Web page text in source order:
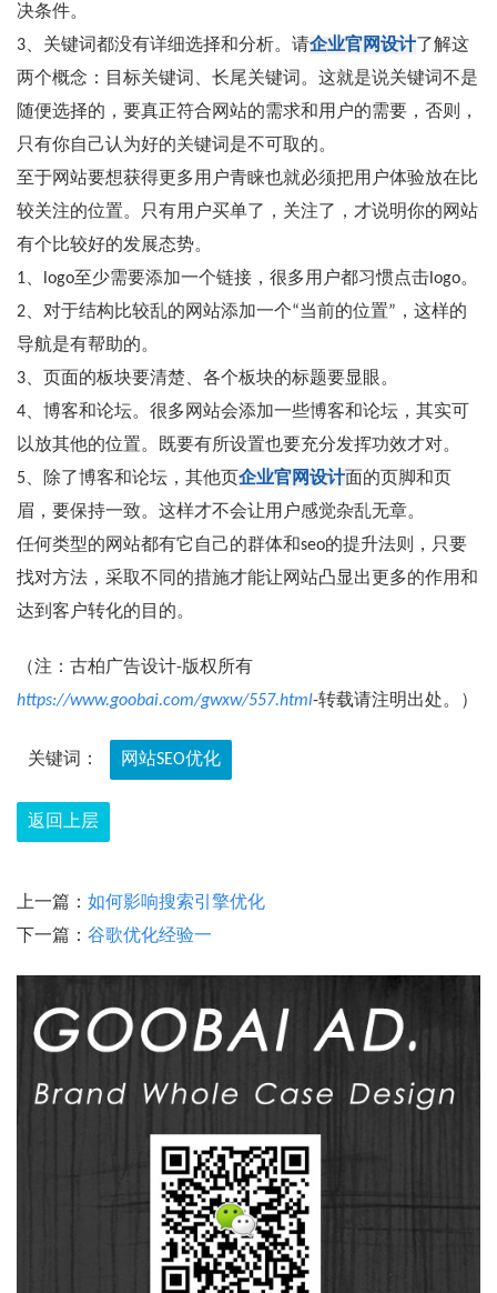
决条件。
3、关键词都没有详细选择和分析。请企业官网设计了解这
两个概念：目标关键词、长尾关键词。这就是说关键词不是
随便选择的，要真正符合网站的需求和用户的需要，否则，
只有你自己认为好的关键词是不可取的。
至于网站要想获得更多用户青睐也就必须把用户体验放在比
较关注的位置。只有用户买单了，关注了，才说明你的网站
有个比较好的发展态势。
1、logo至少需要添加一个链接，很多用户都习惯点击logo。
2、对于结构比较乱的网站添加一个“当前的位置”，这样的
导航是有帮助的。
3、页面的板块要清楚、各个板块的标题要显眼。
4、博客和论坛。很多网站会添加一些博客和论坛，其实可
以放其他的位置。既要有所设置也要充分发挥功效才对。
5、除了博客和论坛，其他页企业官网设计面的页脚和页
眉，要保持一致。这样才不会让用户感觉杂乱无章。
任何类型的网站都有它自己的群体和seo的提升法则，只要
找对方法，采取不同的措施才能让网站凸显出更多的作用和
达到客户转化的目的。
（注：古柏广告设计-版权所有
https://www.goobai.com/gwxw/557.html-转载请注明出处。）
关键词： 网站SEO优化
返回上层
上一篇： 如何影响搜索引擎优化
下一篇： 谷歌优化经验一